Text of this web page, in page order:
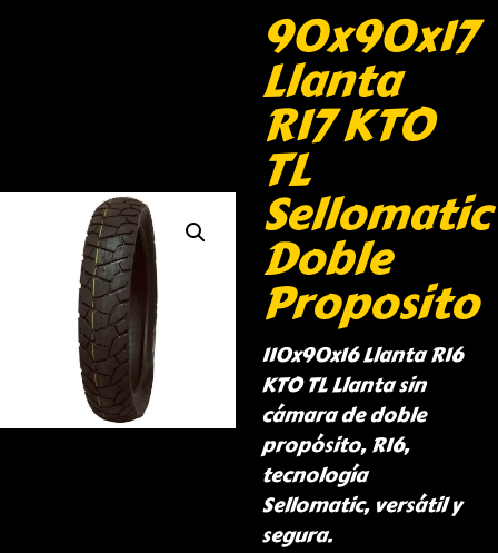
90x90x17
Llanta
R17 KTO
TL
Sellomatic
Doble
Proposito
110x90x16 Llanta R16
KTO TL Llanta sin
cámara de doble
propósito, R16,
tecnología
Sellomatic, versátil y
segura.